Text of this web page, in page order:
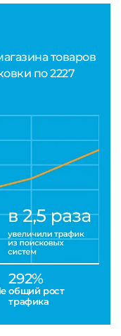
товаров
по 2227
292%
общий рост
трафика